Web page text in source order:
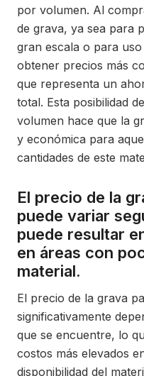
por volumen. Al
de grava, ya sea para
gran escala o para
obtener precios más
que representa un
total. Esta posibilidad
volumen hace que la
y económica para
cantidades de este
El precio de la
puede variar
puede resultar
en áreas con
material.
El precio de la grava
significativamente
que se encuentre, lo
costos más elevados
disponibilidad del